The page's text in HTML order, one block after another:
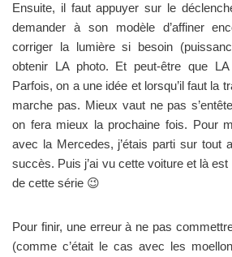
Ensuite, il faut appuyer sur le
demander à son modèle d’affiner
corriger la lumière si besoin
obtenir LA photo. Et peut-être que LA
Parfois, on a une idée et lorsqu’il faut la
marche pas. Mieux vaut ne pas
on fera mieux la prochaine fois. Pour
avec la Mercedes, j’étais parti sur tout
succès. Puis j’ai vu cette voiture et là
de cette série 😉
Pour finir, une erreur à ne pas
(comme c’était le cas avec les